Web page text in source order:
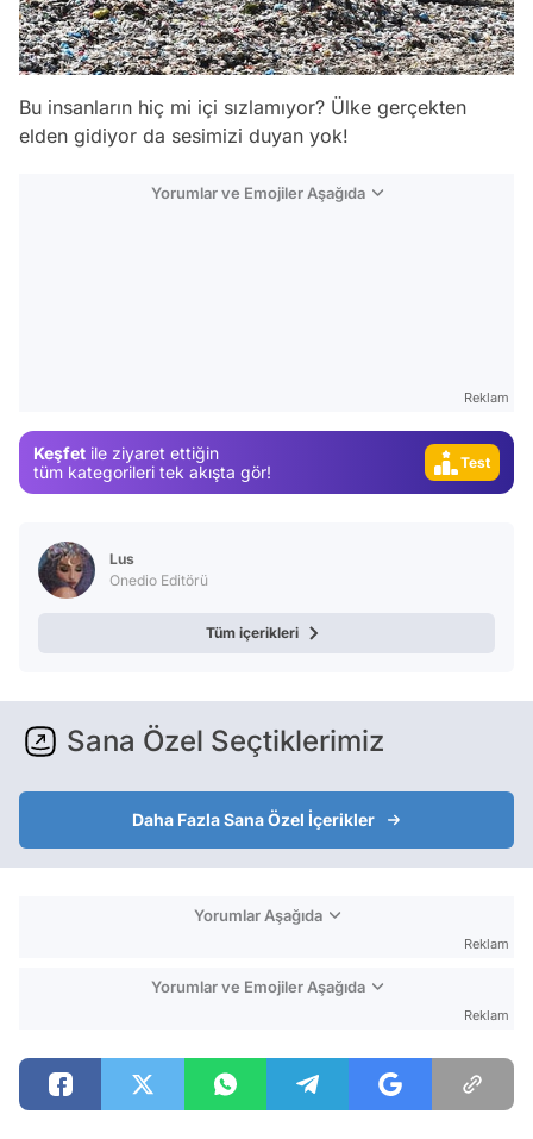
Bu insanların hiç mi içi sızlamıyor? Ülke gerçekten
elden gidiyor da sesimizi duyan yok!
Yorumlar ve Emojiler Aşağıda
Reklam
Keşfet ile ziyaret ettiğin
tüm kategorileri tek akışta gör!
Gündem
Lus
Onedio Editörü
Tüm içerikleri
Sana Özel Seçtiklerimiz
Daha Fazla Sana Özel İçerikler
Yorumlar Aşağıda
Reklam
Yorumlar ve Emojiler Aşağıda
Reklam